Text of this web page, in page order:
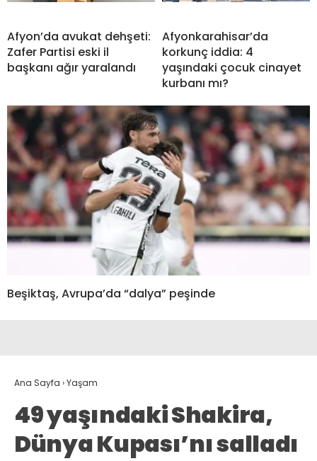
Afyon’da avukat dehşeti:
Zafer Partisi eski il
başkanı ağır yaralandı
Afyonkarahisar’da
korkunç iddia: 4
yaşındaki çocuk cinayet
kurbanı mı?
Beşiktaş, Avrupa’da “dalya” peşinde
Ana Sayfa ›Yaşam
49 yaşındaki Shakira,
Dünya Kupası’nı salladı